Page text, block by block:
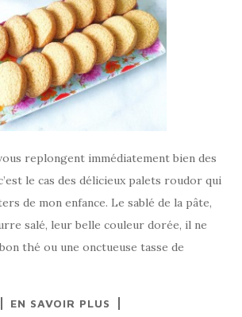
replongent immédiatement bien des
le cas des délicieux palets roudor qui
de mon enfance. Le sablé de la pâte,
salé, leur belle couleur dorée, il ne
thé ou une onctueuse tasse de
EN SAVOIR PLUS